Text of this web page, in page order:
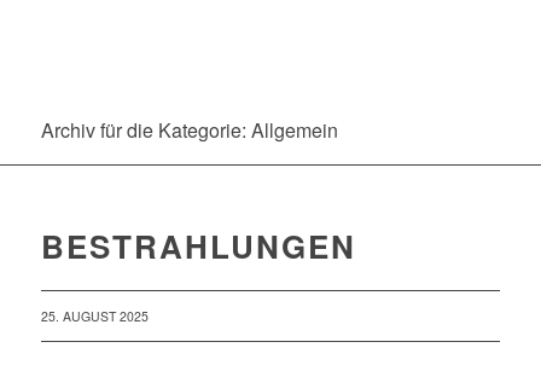
Archiv für die Kategorie: Allgemein
BESTRAHLUNGEN
25. AUGUST 2025